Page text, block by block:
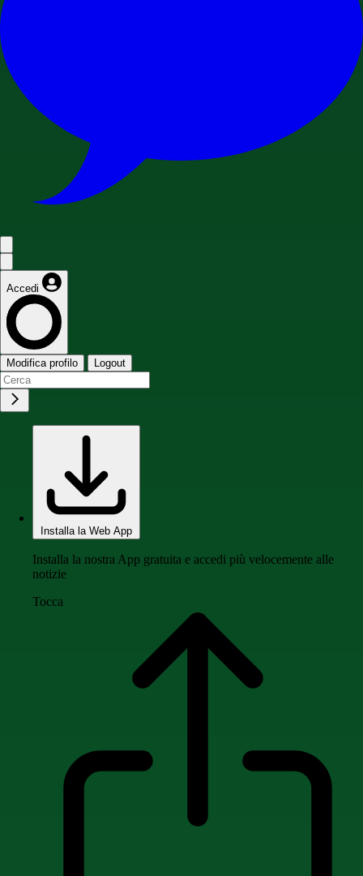
Accedi
Modifica profilo Logout
Installa la Web App
Installa la nostra App gratuita e accedi più velocemente alle
notizie
Tocca